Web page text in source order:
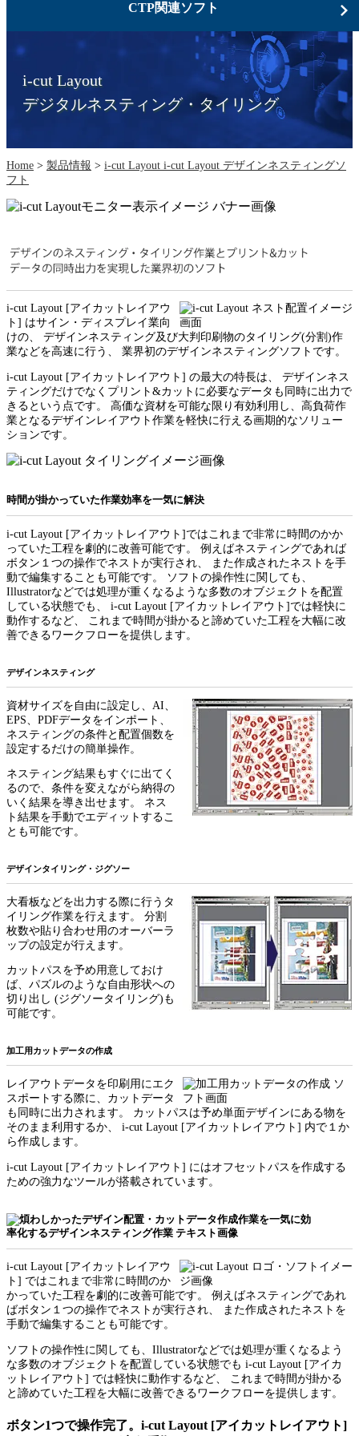
CTP関連ソフト
i-cut Layout
デジタルネスティング・タイリング
Home > 製品情報 > i-cut Layout i-cut Layout デザインネスティングソ
フト
i-cut Layout [アイカットレイアウ
ト] はサイン・ディスプレイ業向
けの、 デザインネスティング及び大判印刷物のタイリング(分割)作
業などを高速に行う、 業界初のデザインネスティングソフトです。
i-cut Layout [アイカットレイアウト] の最大の特長は、 デザインネス
ティングだけでなくプリント&カットに必要なデータも同時に出力で
きるという点です。 高価な資材を可能な限り有効利用し、高負荷作
業となるデザインレイアウト作業を軽快に行える画期的なソリュー
ションです。
時間が掛かっていた作業効率を一気に解決
i-cut Layout [アイカットレイアウト]ではこれまで非常に時間のかか
っていた工程を劇的に改善可能です。 例えばネスティングであれば
ボタン１つの操作でネストが実行され、 また作成されたネストを手
動で編集することも可能です。 ソフトの操作性に関しても、
Illustratorなどでは処理が重くなるような多数のオブジェクトを配置
している状態でも、 i-cut Layout [アイカットレイアウト]では軽快に
動作するなど、 これまで時間が掛かると諦めていた工程を大幅に改
善できるワークフローを提供します。
デザインネスティング
資材サイズを自由に設定し、AI、
EPS、PDFデータをインポート、
ネスティングの条件と配置個数を
設定するだけの簡単操作。
ネスティング結果もすぐに出てく
るので、条件を変えながら納得の
いく結果を導き出せます。 ネス
ト結果を手動でエディットするこ
とも可能です。
デザインタイリング・ジグソー
大看板などを出力する際に行うタ
イリング作業を行えます。 分割
枚数や貼り合わせ用のオーバーラ
ップの設定が行えます。
カットパスを予め用意しておけ
ば、パズルのような自由形状への
切り出し (ジグソータイリング)も
可能です。
加工用カットデータの作成
レイアウトデータを印刷用にエク
スポートする際に、カットデータ
も同時に出力されます。 カットパスは予め単面デザインにある物を
そのまま利用するか、 i-cut Layout [アイカットレイアウト] 内で１か
ら作成します。
i-cut Layout [アイカットレイアウト] にはオフセットパスを作成する
ための強力なツールが搭載されています。
i-cut Layout [アイカットレイアウ
ト] ではこれまで非常に時間のか
かっていた工程を劇的に改善可能です。 例えばネスティングであれ
ばボタン１つの操作でネストが実行され、 また作成されたネストを
手動で編集することも可能です。
ソフトの操作性に関しても、Illustratorなどでは処理が重くなるよう
な多数のオブジェクトを配置している状態でも i-cut Layout [アイカ
ットレイアウト] では軽快に動作するなど、 これまで時間が掛かる
と諦めていた工程を大幅に改善できるワークフローを提供します。
ボタン1つで操作完了。i-cut Layout [アイカットレイアウト]